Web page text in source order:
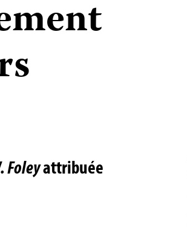
Foleyattribuée